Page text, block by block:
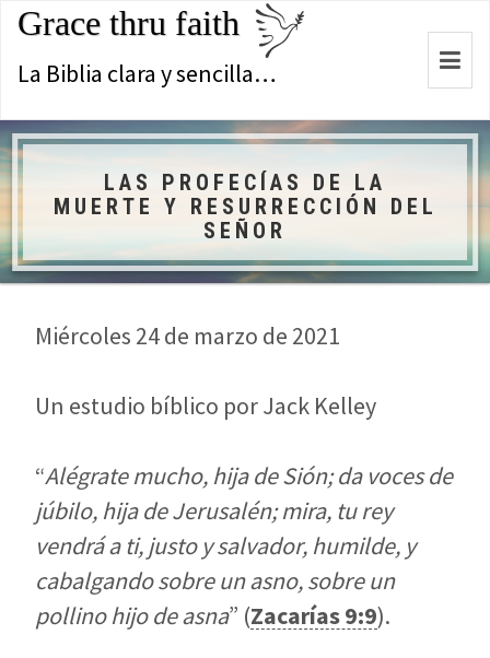
Grace thru faith
La Biblia clara y sencilla…
LAS PROFECÍAS DE LA
MUERTE Y RESURRECCIÓN DEL
SEÑOR
Miércoles 24 de marzo de 2021
Un estudio bíblico por Jack Kelley
“Alégrate mucho, hija de Sión; da voces de
júbilo, hija de Jerusalén; mira, tu rey
vendrá a ti, justo y salvador, humilde, y
cabalgando sobre un asno, sobre un
pollino hijo de asna” (Zacarías 9:9).